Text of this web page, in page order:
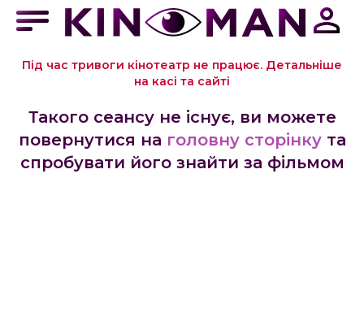
Під час тривоги кінотеатр не працює. Детальніше
на касі та сайті
Такого сеансу не існує, ви можете
повернутися на головну сторінку та
спробувати його знайти за фільмом